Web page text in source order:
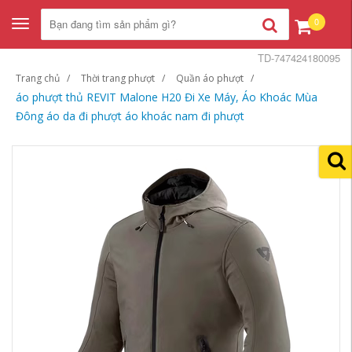
Toggle
navigation
0
Trang chủ Thời trang phượt Quần áo phượt
áo phượt thủ REVIT Malone H20 Đi Xe Máy, Áo Khoác Mùa
Đông áo da đi phượt áo khoác nam đi phượt
TD-747424180095